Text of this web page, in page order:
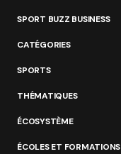
SPORT BUZZ BUSINESS
CATÉGORIES
SPORTS
THÉMATIQUES
ÉCOSYSTÈME
ÉCOLES ET FORMATIONS